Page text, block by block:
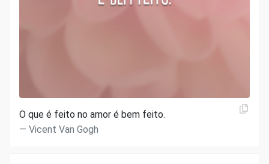
O que é feito no amor é bem feito.
Vicent Van Gogh